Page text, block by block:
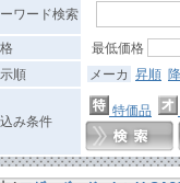
ワード検索
最低価格
順
メーカ 昇順
み条件
特価品